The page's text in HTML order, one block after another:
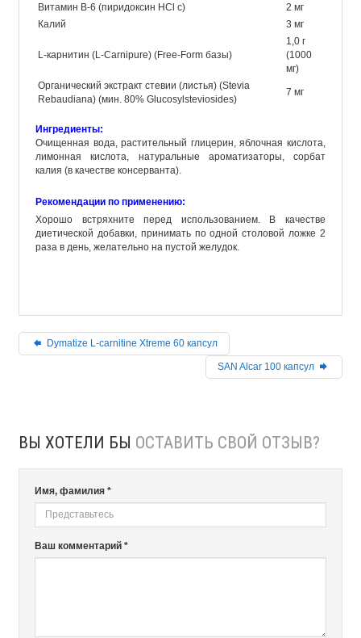
Витамин B-6 (пиридоксин HCl с)
2 мг
Калий
3 мг
L-карнитин (L-Carnipure) (Free-Form базы)
1,0 г
(1000
мг)
Органический экстракт стевии (листья) (Stevia
Rebaudiana) (мин. 80% Glucosylsteviosides)
7 мг
Ингредиенты:
Очищенная вода, растительный глицерин, яблочная кислота,
лимонная кислота, натуральные ароматизаторы, сорбат
калия (в качестве консерванта).
Рекомендации по применению:
Хорошо встряхните перед использованием. В качестве
диетической добавки, принимать по одной столовой ложке 2
раза в день, желательно на пустой желудок.
Dymatize L-carnitine Xtreme 60 капсул
SAN Alcar 100 капсул
ВЫ ХОТЕЛИ БЫ ОСТАВИТЬ СВОЙ ОТЗЫВ?
Имя, фамилия *
Ваш комментарий *